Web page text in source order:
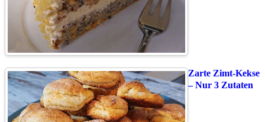
Zarte Zimt-Kekse
– Nur 3 Zutaten